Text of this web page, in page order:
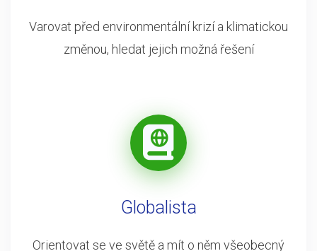
Varovat před environmentální krizí a klimatickou
změnou, hledat jejich možná řešení
Globalista
Orientovat se ve světě a mít o něm všeobecný